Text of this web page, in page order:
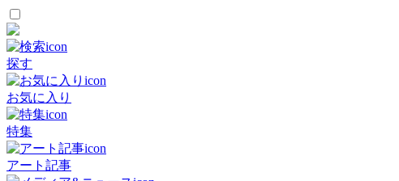
探す
お気に入り
特集
アート記事